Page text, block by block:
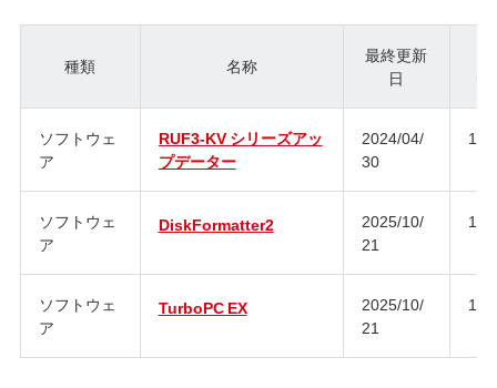
種類 名称
最終更新
日
ジ
ソフトウェ
ア
RUF3-KV シリーズアッ
プデーター
2024/04/
30
ソフトウェ
ア
DiskFormatter2
2025/10/
21
ソフトウェ
ア
TurboPC EX
2025/10/
21